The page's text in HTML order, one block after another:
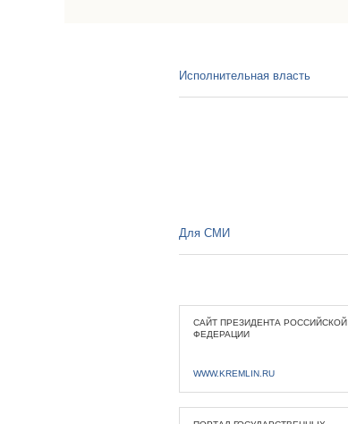
Исполнительная власть
Для СМИ
САЙТ ПРЕЗИДЕНТА РОССИЙСКОЙ
ФЕДЕРАЦИИ
WWW.KREMLIN.RU